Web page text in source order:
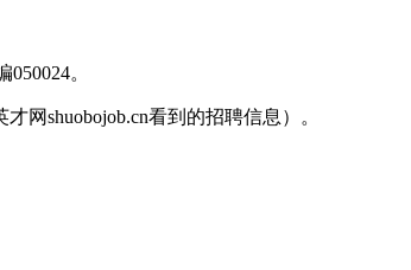
。
网shuobojob.cn看到的招聘信息）。